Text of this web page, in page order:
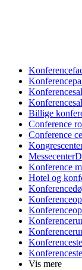
Konferencesal
Billige
Conference
Conference
Messecenter
Konference
Hotel og
Vis mere